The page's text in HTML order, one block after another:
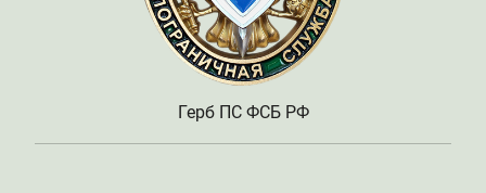
Герб ПС ФСБ РФ